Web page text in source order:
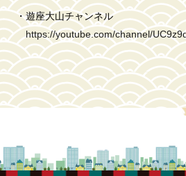
・遊座大山チャンネル
https://youtube.com/channel/